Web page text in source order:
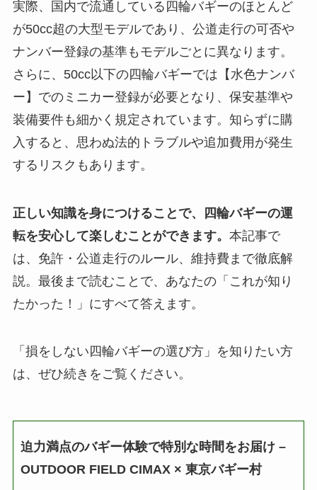
実際、国内で流通している四輪バギーのほとんど
が50cc超の大型モデルであり、公道走行の可否や
ナンバー登録の基準もモデルごとに異なります。
さらに、50cc以下の四輪バギーでは【水色ナンバ
ー】でのミニカー登録が必要となり、保安基準や
装備要件も細かく規定されています。知らずに購
入すると、思わぬ法的トラブルや追加費用が発生
するリスクもあります。
正しい知識を身につけることで、四輪バギーの運
転を安心して楽しむことができます。 本記事で
は、免許・公道走行のルール、維持費まで徹底解
説。最後まで読むことで、あなたの「これが知り
たかった！」にすべて答えます。
「損をしない四輪バギーの選び方」を知りたい方
は、ぜひ続きをご覧ください。
迫力満点のバギー体験で特別な時間をお届け –
OUTDOOR FIELD CIMAX × 東京バギー村